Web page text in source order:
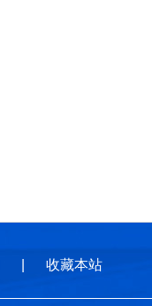
收藏本站